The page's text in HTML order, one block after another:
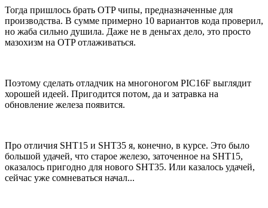
Тогда пришлось брать OTP чипы, предназначенные для
производства. В сумме примерно 10 вариантов кода проверил,
но жаба сильно душила. Даже не в деньгах дело, это просто
мазохизм на OTP отлаживаться.
Поэтому сделать отладчик на многоногом PIC16F выглядит
хорошей идеей. Пригодится потом, да и затравка на
обновление железа появится.
Про отличия SHT15 и SHT35 я, конечно, в курсе. Это было
большой удачей, что старое железо, заточенное на SHT15,
оказалось пригодно для нового SHT35. Или казалось удачей,
сейчас уже сомневаться начал...